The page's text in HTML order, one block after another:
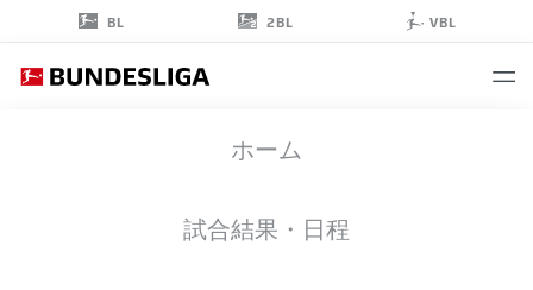
BL 2BL VBL
ホーム
試合結果・日程